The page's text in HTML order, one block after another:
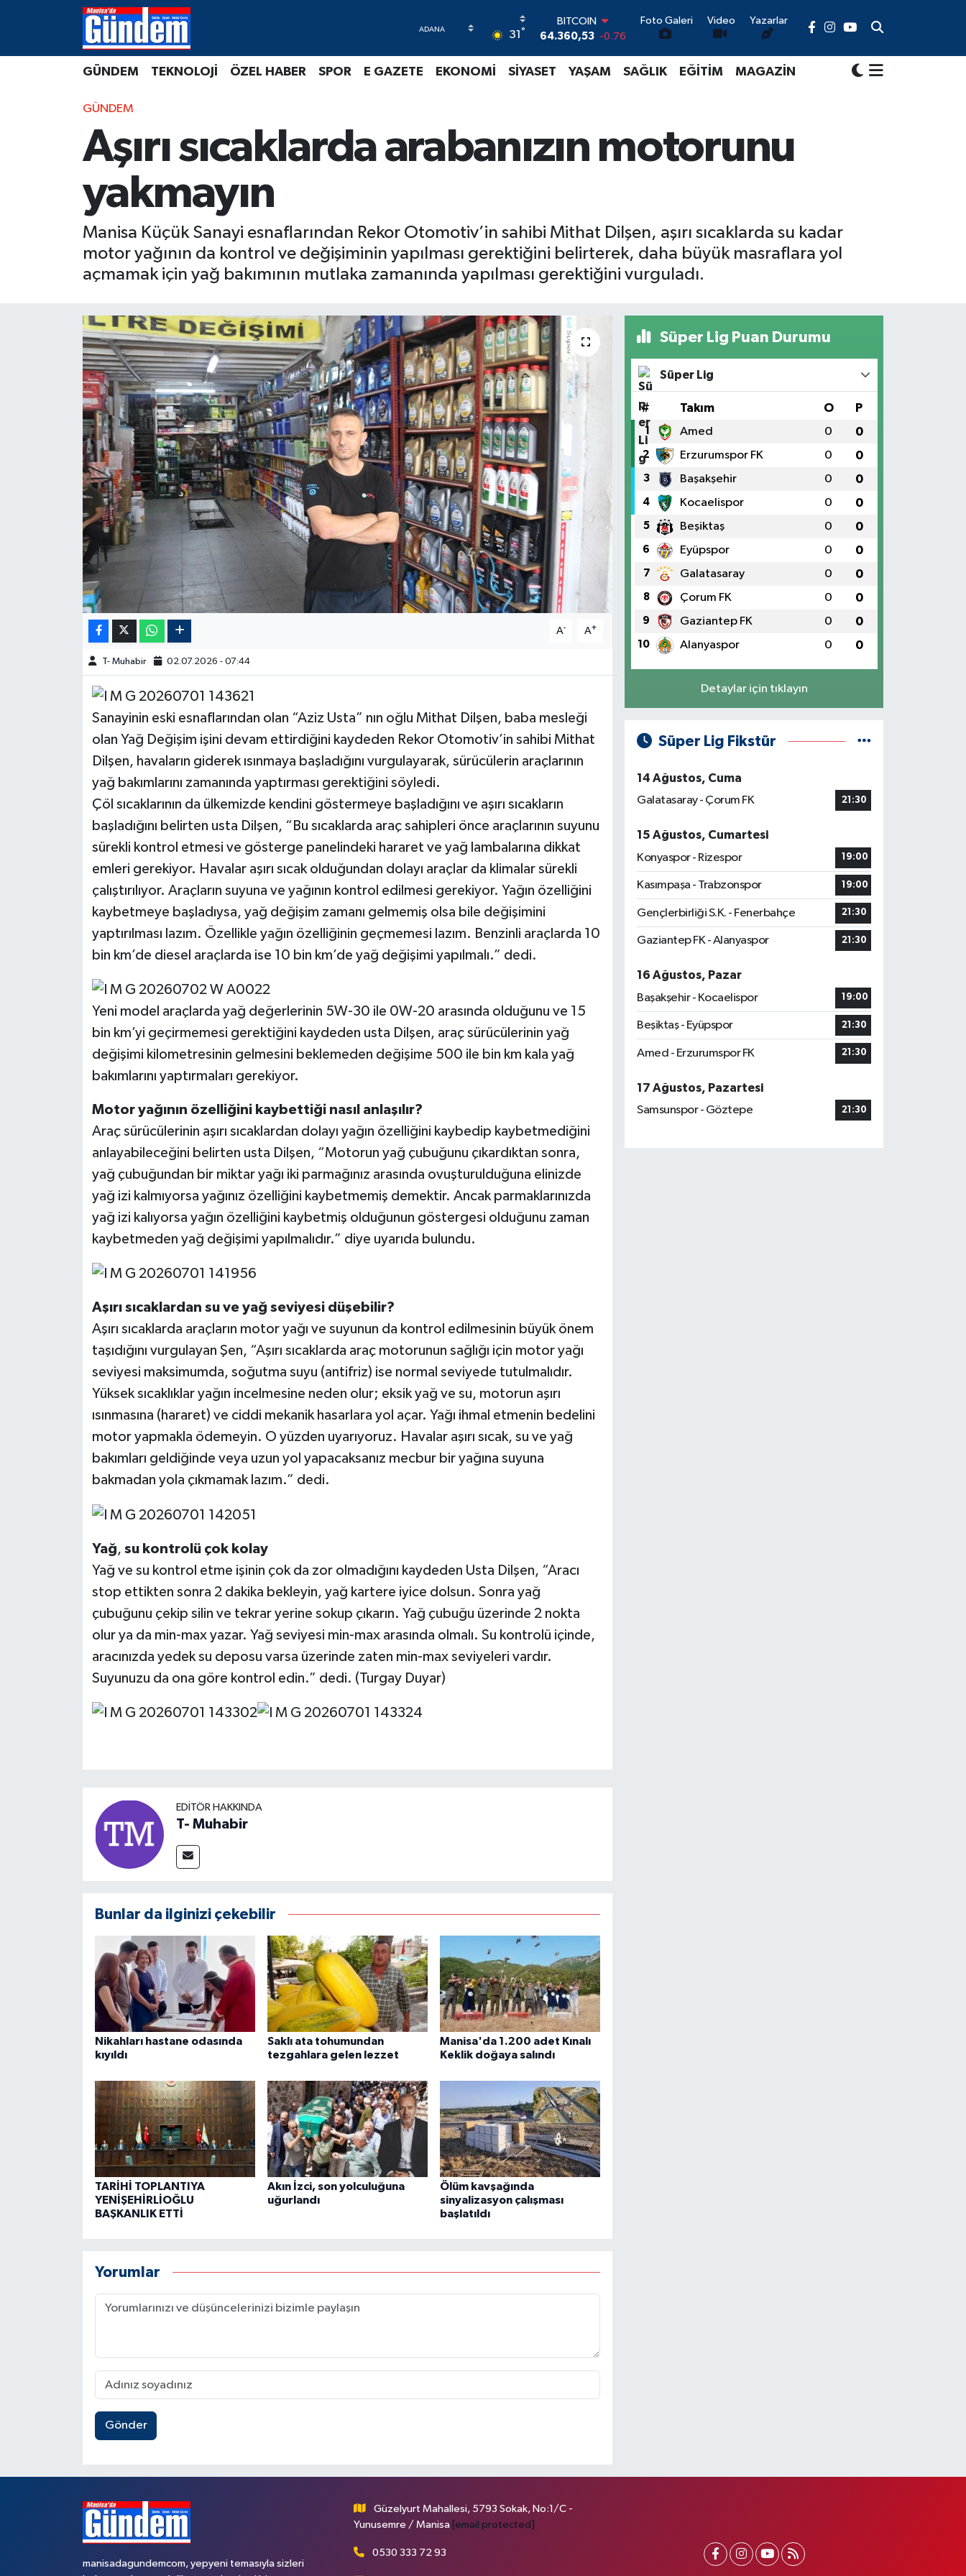
31 °
DOLAR
47,7069
0.17
55,0265
0.01
BİST100
13.887
64
Foto Galeri Video Yazarlar
GÜNDEM TEKNOLOJİ ÖZEL HABER SPOR E GAZETE EKONOMİ SİYASET YAŞAM SAĞLIK EĞİTİM MAGAZİN
GÜNDEM
Aşırı sıcaklarda arabanızın motorunu
yakmayın
Manisa Küçük Sanayi esnaflarından Rekor Otomotiv’in sahibi Mithat Dilşen, aşırı sıcaklarda su kadar
motor yağının da kontrol ve değişiminin yapılması gerektiğini belirterek, daha büyük masraflara yol
açmamak için yağ bakımının mutlaka zamanında yapılması gerektiğini vurguladı.
A- A+
T- Muhabir 02.07.2026 - 07:44
Sanayinin eski esnaflarından olan “Aziz Usta” nın oğlu Mithat Dilşen, baba mesleği
olan Yağ Değişim işini devam ettirdiğini kaydeden Rekor Otomotiv’in sahibi Mithat
Dilşen, havaların giderek ısınmaya başladığını vurgulayarak, sürücülerin araçlarının
yağ bakımlarını zamanında yaptırması gerektiğini söyledi.
Çöl sıcaklarının da ülkemizde kendini göstermeye başladığını ve aşırı sıcakların
başladığını belirten usta Dilşen, “Bu sıcaklarda araç sahipleri önce araçlarının suyunu
sürekli kontrol etmesi ve gösterge panelindeki hararet ve yağ lambalarına dikkat
emleri gerekiyor. Havalar aşırı sıcak olduğundan dolayı araçlar da klimalar sürekli
çalıştırılıyor. Araçların suyuna ve yağının kontrol edilmesi gerekiyor. Yağın özelliğini
kaybetmeye başladıysa, yağ değişim zamanı gelmemiş olsa bile değişimini
yaptırılması lazım. Özellikle yağın özelliğinin geçmemesi lazım. Benzinli araçlarda 10
bin km’de diesel araçlarda ise 10 bin km’de yağ değişimi yapılmalı.” dedi.
Yeni model araçlarda yağ değerlerinin 5W-30 ile 0W-20 arasında olduğunu ve 15
bin km’yi geçirmemesi gerektiğini kaydeden usta Dilşen, araç sürücülerinin yağ
değişimi kilometresinin gelmesini beklemeden değişime 500 ile bin km kala yağ
bakımlarını yaptırmaları gerekiyor.
Motor yağının özelliğini kaybettiği nasıl anlaşılır?
Araç sürücülerinin aşırı sıcaklardan dolayı yağın özelliğini kaybedip kaybetmediğini
anlayabileceğini belirten usta Dilşen, “Motorun yağ çubuğunu çıkardıktan sonra,
yağ çubuğundan bir miktar yağı iki parmağınız arasında ovuşturulduğuna elinizde
yağ izi kalmıyorsa yağınız özelliğini kaybetmemiş demektir. Ancak parmaklarınızda
yağ izi kalıyorsa yağın özelliğini kaybetmiş olduğunun göstergesi olduğunu zaman
kaybetmeden yağ değişimi yapılmalıdır.” diye uyarıda bulundu.
Aşırı sıcaklardan su ve yağ seviyesi düşebilir?
Aşırı sıcaklarda araçların motor yağı ve suyunun da kontrol edilmesinin büyük önem
taşıdığını vurgulayan Şen, “Aşırı sıcaklarda araç motorunun sağlığı için motor yağı
seviyesi maksimumda, soğutma suyu (antifriz) ise normal seviyede tutulmalıdır.
Yüksek sıcaklıklar yağın incelmesine neden olur; eksik yağ ve su, motorun aşırı
ısınmasına (hararet) ve ciddi mekanik hasarlara yol açar. Yağı ihmal etmenin bedelini
motor yapmakla ödemeyin. O yüzden uyarıyoruz. Havalar aşırı sıcak, su ve yağ
bakımları geldiğinde veya uzun yol yapacaksanız mecbur bir yağına suyuna
bakmadan yola çıkmamak lazım.” dedi.
Yağ, su kontrolü çok kolay
Yağ ve su kontrol etme işinin çok da zor olmadığını kaydeden Usta Dilşen, “Aracı
stop ettikten sonra 2 dakika bekleyin, yağ kartere iyice dolsun. Sonra yağ
çubuğunu çekip silin ve tekrar yerine sokup çıkarın. Yağ çubuğu üzerinde 2 nokta
olur ya da min-max yazar. Yağ seviyesi min-max arasında olmalı. Su kontrolü içinde,
aracınızda yedek su deposu varsa üzerinde zaten min-max seviyeleri vardır.
Suyunuzu da ona göre kontrol edin.” dedi. (Turgay Duyar)
EDITÖR HAKKINDA
T- Muhabir
Bunlar da ilginizi çekebilir
Nikahları hastane odasında
kıyıldı
Saklı ata tohumundan
tezgahlara gelen lezzet
Manisa'da 1.200 adet Kınalı
Keklik doğaya salındı
TARİHİ TOPLANTIYA
YENİŞEHİRLİOĞLU
BAŞKANLIK ETTİ
Akın İzci, son yolculuğuna
uğurlandı
Ölüm kavşağında
sinyalizasyon çalışması
başlatıldı
Yorumlar
Gönder
Süper Lig Puan Durumu
Süper Lig
# Takım O P
1 Amed 0 0
2 Erzurumspor FK 0 0
3 Başakşehir 0 0
4 Kocaelispor 0 0
5 Beşiktaş 0 0
6 Eyüpspor 0 0
7 Galatasaray 0 0
8 Çorum FK 0 0
9 Gaziantep FK 0 0
10 Alanyaspor 0 0
Detaylar için tıklayın
Süper Lig Fikstür
14 Ağustos, Cuma
Galatasaray - Çorum FK
21:30
15 Ağustos, Cumartesi
Konyaspor - Rizespor
19:00
Kasımpaşa - Trabzonspor 19:00
Gençlerbirliği S.K. - Fenerbahçe 21:30
Gaziantep FK - Alanyaspor 21:30
16 Ağustos, Pazar
Başakşehir - Kocaelispor
19:00
Beşiktaş - Eyüpspor 21:30
Amed - Erzurumspor FK 21:30
17 Ağustos, Pazartesi
Samsunspor - Göztepe
21:30
manisadagundemcom, yepyeni temasıyla sizleri
Güzelyurt Mahallesi, 5793 Sokak, No:1/C -
Yunusemre / Manisa [email protected]
0530 333 72 93
Manisa Hava Durumu
Süper Lig Puan Durumu ve Fikstür
Tüm Manşetler
Son Dakika Haberleri
Haber Arşivi